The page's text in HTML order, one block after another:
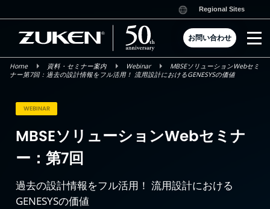
to
content
Regional Sites
お問い合わせ
Home 資料・セミナー案内 Webinar
MBSEソリューションWebセミ
ナー第7回：過去の設計情報をフル活用！ 流用設計におけるGENESYSの価値
WEBINAR
MBSEソリューションWebセミナ
ー：第7回
過去の設計情報をフル活用！ 流用設計における
GENESYSの価値